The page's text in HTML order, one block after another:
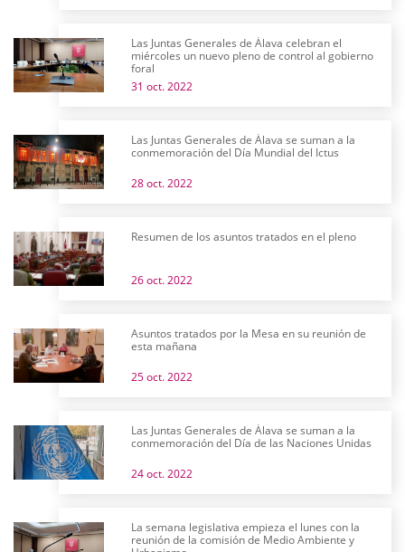
Las Juntas Generales de Álava celebran el
miércoles un nuevo pleno de control al gobierno
foral
31 oct. 2022
Las Juntas Generales de Álava se suman a la
conmemoración del Día Mundial del Ictus
28 oct. 2022
Resumen de los asuntos tratados en el pleno
26 oct. 2022
Asuntos tratados por la Mesa en su reunión de
esta mañana
25 oct. 2022
Las Juntas Generales de Álava se suman a la
conmemoración del Día de las Naciones Unidas
24 oct. 2022
La semana legislativa empieza el lunes con la
reunión de la comisión de Medio Ambiente y